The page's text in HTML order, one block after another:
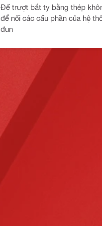
Đế trượt bắt ty bằng thép
để nối các cấu phần của hệ
đun